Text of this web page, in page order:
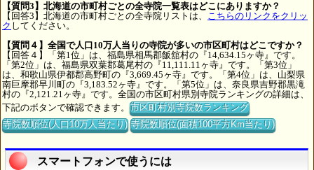
【質問3】北海道の市町村ごとの全寺院一覧表はどこにありますか？
【回答3】北海道の市町村ごとの全寺院リストは、 こちらのリンクをクリッ
ク してください。
【質問４】全国で人口10万人当りの寺院が多いの市区町村はどこですか？
【回答４】「第1位」は、福島県相馬郡飯舘村の『14,634.15ヶ寺』です。
「第2位」は、福島県双葉郡葛尾村の『11,111.11ヶ寺』です。「第3位」
は、和歌山県伊都郡高野町の『3,669.45ヶ寺』です。「第4位」は、山梨県
南巨摩郡早川町の『3,183.52ヶ寺』です。「第5位」は、奈良県吉野郡黒滝
村の『2,121.21ヶ寺』です。全国の市区町村県別寺院ランキングの詳細は、
下記のボタンで確認できます。市区町村別寺院数ランキング
寺院数順位(人口10万人当たり) 寺院数順位(面積100平方Km当たり)
スマートフォンで使うには